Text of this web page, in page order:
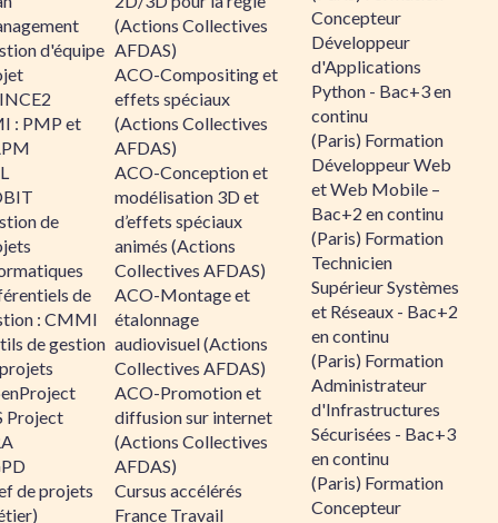
d'équipe
: PMP et
de
de
: CMMI
de gestion
Project
de projets
(Actions Collectives
AFDAS)
ACO-Compositing et
effets spéciaux
(Actions Collectives
AFDAS)
ACO-Conception et
modélisation 3D et
d’effets spéciaux
animés (Actions
Collectives AFDAS)
ACO-Montage et
étalonnage
audiovisuel (Actions
Collectives AFDAS)
ACO-Promotion et
diffusion sur internet
(Actions Collectives
AFDAS)
Cursus accélérés
France Travail
Concepteur
Développeur
d'Applications
Python - Bac+3 en
continu
(Paris) Formation
Développeur Web
et Web Mobile –
Bac+2 en continu
(Paris) Formation
Technicien
Supérieur Systèmes
et Réseaux - Bac+2
en continu
(Paris) Formation
Administrateur
d'Infrastructures
Sécurisées - Bac+3
en continu
(Paris) Formation
Concepteur